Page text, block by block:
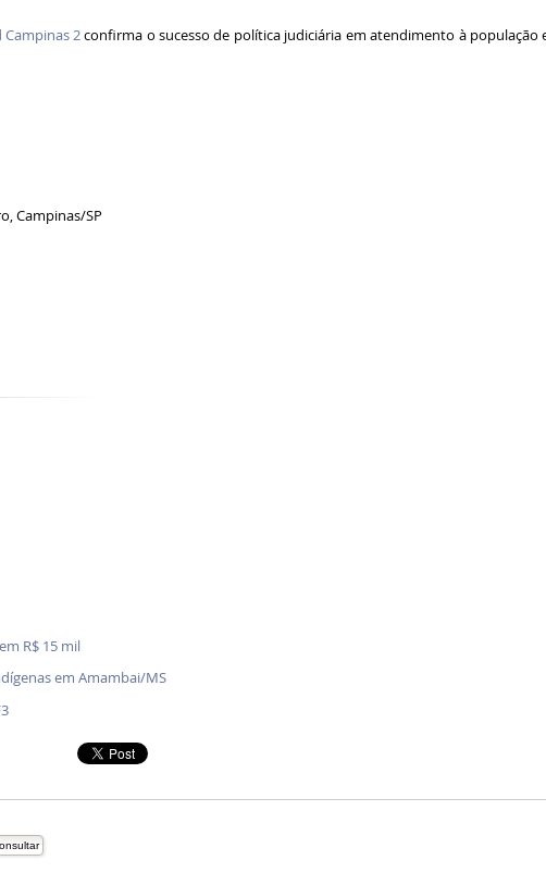
Campinas 2confirma o sucesso de política judiciária em atendimento à população
Campinas/SP
R$ 15 mil
em Amambai/MS